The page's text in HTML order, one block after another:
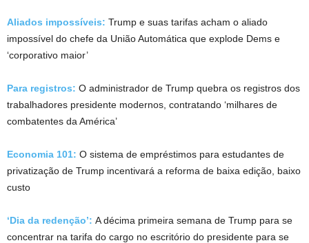
Aliados impossíveis: Trump e suas tarifas acham o aliado
impossível do chefe da União Automática que explode Dems e
‘corporativo maior’
Para registros: O administrador de Trump quebra os registros dos
trabalhadores presidente modernos, contratando ‘milhares de
combatentes da América’
Economia 101: O sistema de empréstimos para estudantes de
privatização de Trump incentivará a reforma de baixa edição, baixo
custo
‘Dia da redenção’: A décima primeira semana de Trump para se
concentrar na tarifa do cargo no escritório do presidente para se